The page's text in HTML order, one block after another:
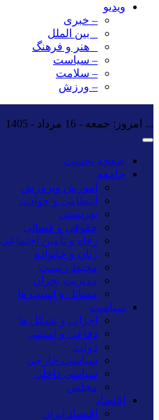
ویدیو
– خبری
_ بین الملل
_ هنر و فرهنگ
– سیاست
– سلامت
– ورزش
... امروز: جمعه - 16 مرداد - 1405
صفحه نخست
جامعه
آموزش وپرورش
انتظامی و حوادث
بهزیستی
حقوقی و قضائی
رفاه و تأمین اجتماعی
زنان و خانواده
محیط زیست
مدیریت بحران
مسائل و آسیب ها
سیاست
احزاب و تشکل ها
دفاعی و امنیتی
دولت
سیاست خارجی
سیاسی داخلی
مجلس
اقتصاد
اقتصاد ایران